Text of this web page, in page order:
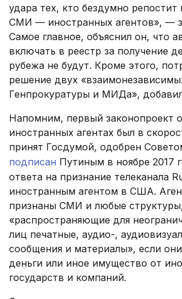
удара тех, кто бездумно
СМИ — иностранных агентов», —
Самое главное, объяснил он, что
включать в реестр за получение
рубежа не будут. Кроме этого,
решение двух
Генпрокуратуры и МИДа»,
Напомним, первый
иностранных агентах был в
принят Госдумой, одобрен
подписан Путиным в ноябре 2017
ответа на признание телеканала
иностранным агентом в США.
признаны СМИ и любые
«распространяющие для
лиц печатные, аудио-,
сообщения и материалы», если
деньги или иное имущество от
государств и компаний.